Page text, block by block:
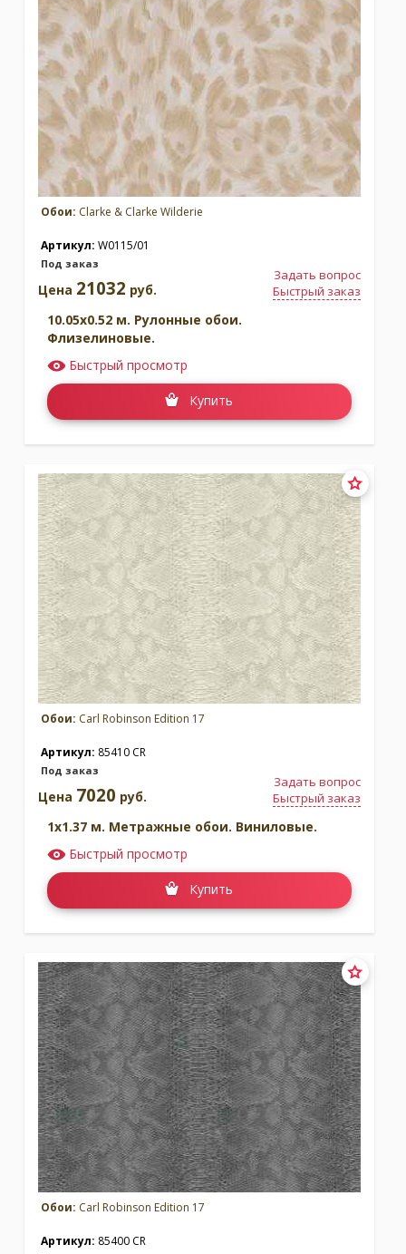
Обои: Clarke & Clarke Wilderie
Артикул: W0115/01
Под заказ
Задать вопрос
Быстрый заказ
Цена 21032 руб.
10.05x0.52 м. Рулонные обои.
Флизелиновые.
Быстрый просмотр
Купить
Обои: Carl Robinson Edition 17
Артикул: 85410 CR
Под заказ
Задать вопрос
Быстрый заказ
Цена 7020 руб.
1x1.37 м. Метражные обои. Виниловые.
Быстрый просмотр
Купить
Обои: Carl Robinson Edition 17
Артикул: 85400 CR